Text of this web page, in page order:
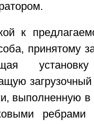
к
принятому
установку
загрузочный
выполненную
ребрами